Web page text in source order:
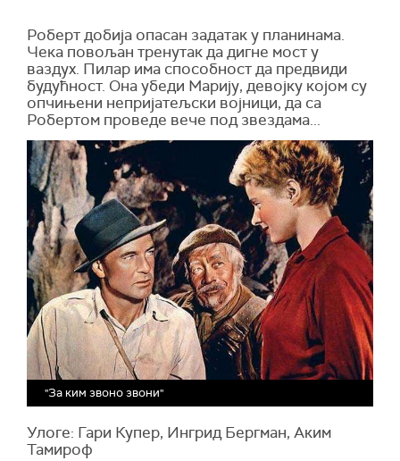
Роберт добија опасан задатак у планинама.
Чека повољан тренутак да дигне мост у
ваздух. Пилар има способност да предвиди
будућност. Она убеди Марију, девојку којом су
опчињени непријатељски војници, да са
Робертом проведе вече под звездама...
"За ким звоно звони"
Улоге: Гари Купер, Ингрид Бергман, Аким
Тамироф